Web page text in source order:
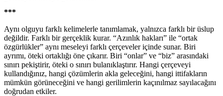
***
Aynı olguyu farklı kelimelerle tanımlamak, yalnızca farklı bir üslup
değildir. Farklı bir gerçeklik kurar. “Azınlık hakları” ile “ortak
özgürlükler” aynı meseleyi farklı çerçeveler içinde sunar. Biri
ayrımı, öteki ortaklığı öne çıkarır. Biri “onlar” ve “biz” arasındaki
sınırı pekiştirir, öteki o sınırı bulanıklaştırır. Hangi çerçeveyi
kullandığınız, hangi çözümlerin akla geleceğini, hangi ittifakların
mümkün görüneceğini ve hangi gerilimlerin kaçınılmaz sayılacağını
doğrudan etkiler.